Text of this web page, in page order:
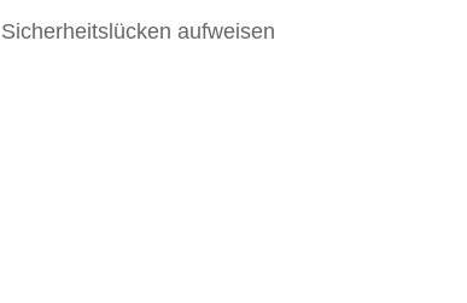
aufweisen